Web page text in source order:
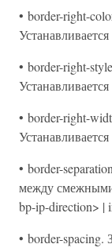
• border-right-
• border-right-
• border-right-
• border-
между смежными
bp-ip-direction> |
• border-